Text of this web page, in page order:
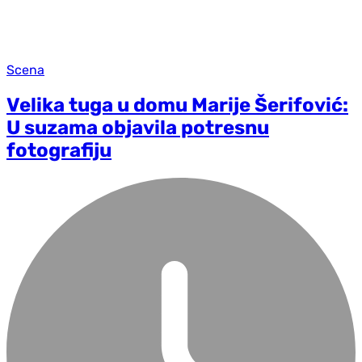
Scena
Velika tuga u domu Marije Šerifović:
U suzama objavila potresnu
fotografiju